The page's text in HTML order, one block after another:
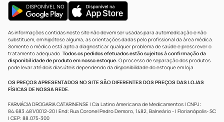
As informações contidas neste site não devem ser usadas para automedicação e não
substituem, em hipótese alguma, as orientações dadas pelo profissional da área médica.
Somente o médico está apto a diagnosticar qualquer problema de saúde e prescrever o
tratamento adequado. Todos os pedidos efetuados estão sujeitos à confirmação da
disponibilidade de produto em nosso estoque.O processo de separação dos produtos
pode levar até dois dias úteis dependendo da disponibilidade do estoque em loja.
OS PREÇOS APRESENTADOS NO SITE SÃO DIFERENTES DOS PREÇOS DAS LOJAS
FÍSICAS DE NOSSA REDE.
FARMÁCIA DROGARIA CATARINENSE | Cia Latino Americana de Medicamentos | CNPJ:
84.683.481/0012-20 | End: Rua Coronel Pedro Demoro, 1482, Balneário - | Florianópolis- SC
| CEP: 88.075-300